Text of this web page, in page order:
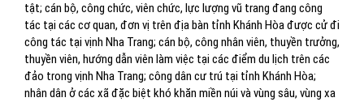
tật; cán bộ, công chức, viên chức, lực lượng vũ trang đang công
tác tại các cơ quan, đơn vị trên địa bàn tỉnh Khánh Hòa được cử đi
công tác tại vịnh Nha Trang; cán bộ, công nhân viên, thuyền trưởng,
thuyền viên, hướng dẫn viên làm việc tại các điểm du lịch trên các
đảo trong vịnh Nha Trang; công dân cư trú tại tỉnh Khánh Hòa;
nhân dân ở các xã đặc biệt khó khăn miền núi và vùng sâu, vùng xa